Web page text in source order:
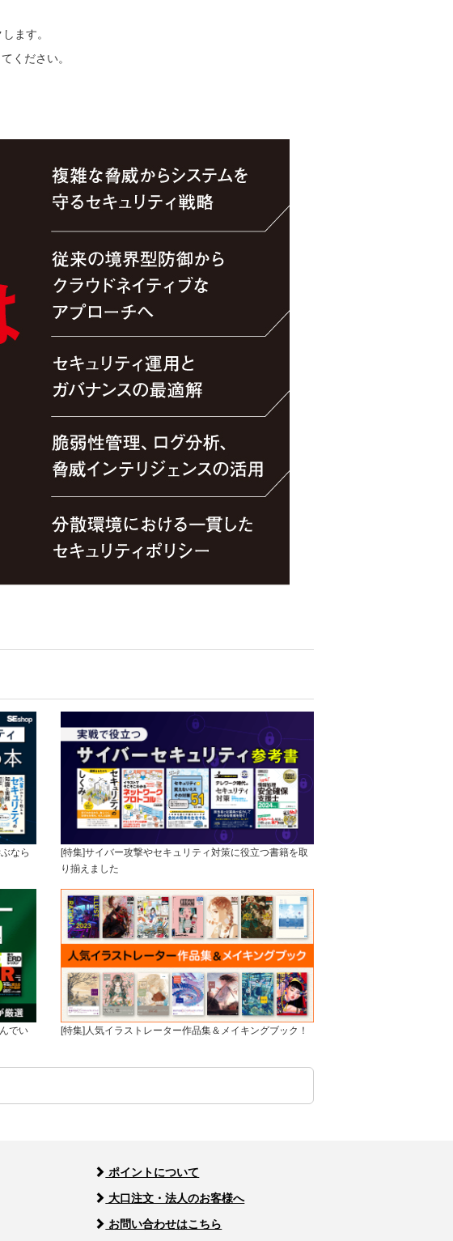
ます。
ください。
なら
[特集]サイバー攻撃やセキュリティ対策に役立つ書籍を取
り揃えました
でい
[特集]人気イラストレーター作品集＆メイキングブック！
ポイントについて
大口注文・法人のお客様へ
お問い合わせはこちら